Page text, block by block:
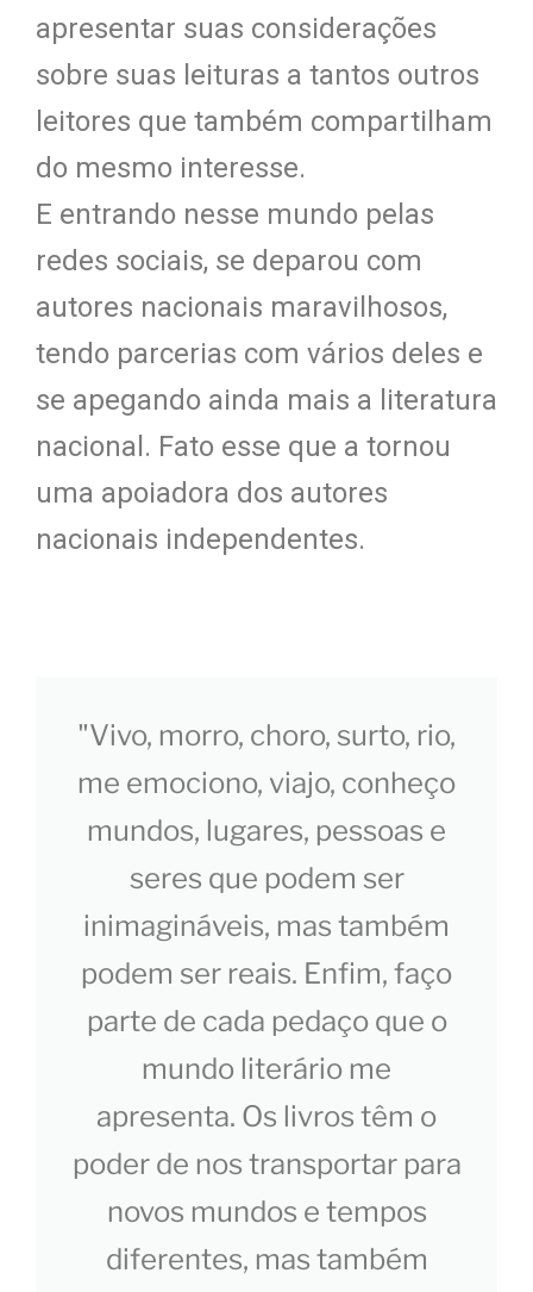
apresentar suas considerações
sobre suas leituras a tantos outros
leitores que também compartilham
do mesmo interesse.
E entrando nesse mundo pelas
redes sociais, se deparou com
autores nacionais maravilhosos,
tendo parcerias com vários deles e
se apegando ainda mais a literatura
nacional. Fato esse que a tornou
uma apoiadora dos autores
nacionais independentes.
"Vivo, morro, choro, surto, rio,
me emociono, viajo, conheço
mundos, lugares, pessoas e
seres que podem ser
inimagináveis, mas também
podem ser reais. Enfim, faço
parte de cada pedaço que o
mundo literário me
apresenta. Os livros têm o
poder de nos transportar para
novos mundos e tempos
diferentes, mas também